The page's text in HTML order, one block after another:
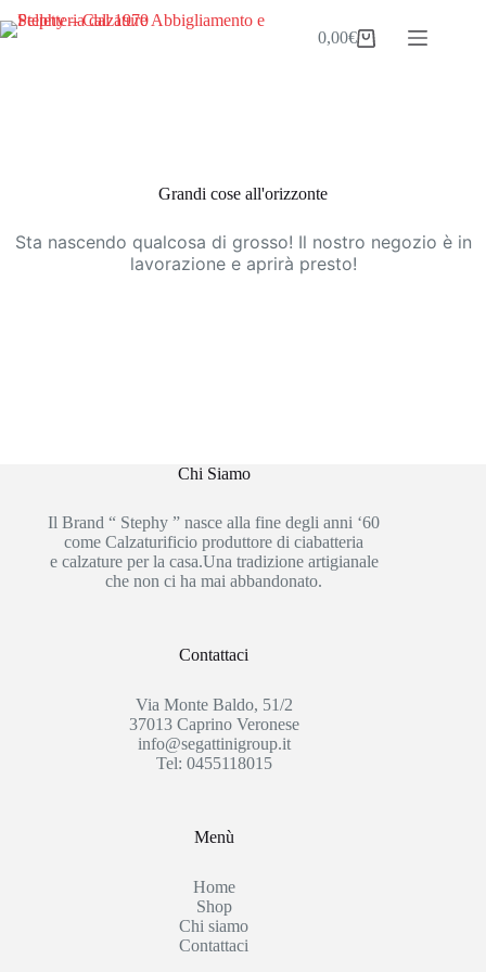
al
Carrello
0,00€
Grandi cose all'orizzonte
Sta nascendo qualcosa di grosso! Il nostro negozio è in
lavorazione e aprirà presto!
Chi Siamo
Il Brand “ Stephy ” nasce alla fine degli anni ‘60
come Calzaturificio produttore di ciabatteria
e calzature per la casa.Una tradizione artigianale
che non ci ha mai abbandonato.
Contattaci
Via Monte Baldo, 51/2
37013 Caprino Veronese
info@segattinigroup.it
Tel: 0455118015
Menù
Home
Shop
Chi siamo
Contattaci